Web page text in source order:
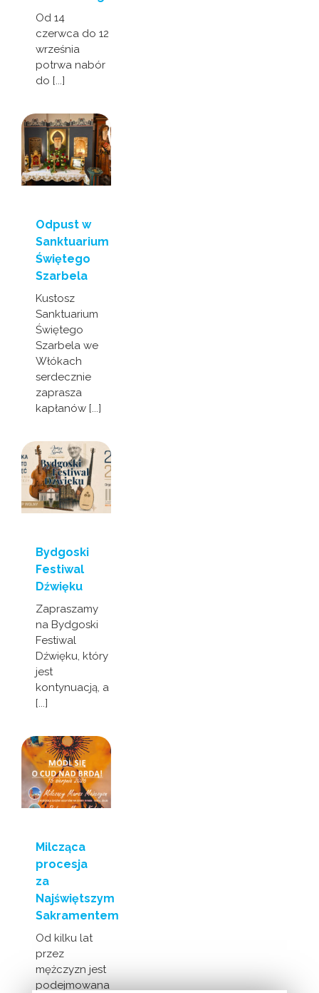
Od 14
czerwca do 12
września
potrwa nabór
do [...]
Odpust w
Sanktuarium
Świętego
Szarbela
Kustosz
Sanktuarium
Świętego
Szarbela we
Włókach
serdecznie
zaprasza
kapłanów [...]
Bydgoski
Festiwal
Dźwięku
Zapraszamy
na Bydgoski
Festiwal
Dźwięku, który
jest
kontynuacją, a
[...]
Milcząca
procesja
za
Najświętszym
Sakramentem
Od kilku lat
przez
mężczyzn jest
podejmowana